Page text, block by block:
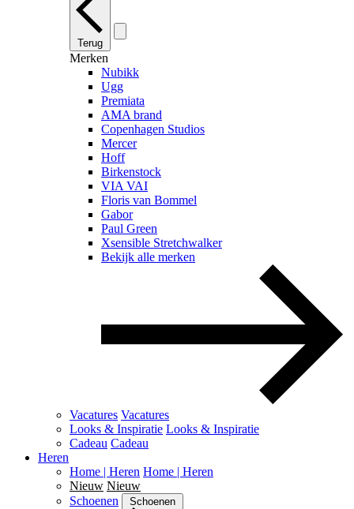
Terug
Merken
Nubikk
Ugg
Premiata
AMA brand
Copenhagen Studios
Mercer
Hoff
Birkenstock
VIA VAI
Floris van Bommel
Gabor
Paul Green
Xsensible Stretchwalker
Bekijk alle merken
Vacatures Vacatures
Looks & Inspiratie Looks & Inspiratie
Cadeau Cadeau
Heren
Home | Heren Home | Heren
Nieuw Nieuw
Schoenen
Schoenen